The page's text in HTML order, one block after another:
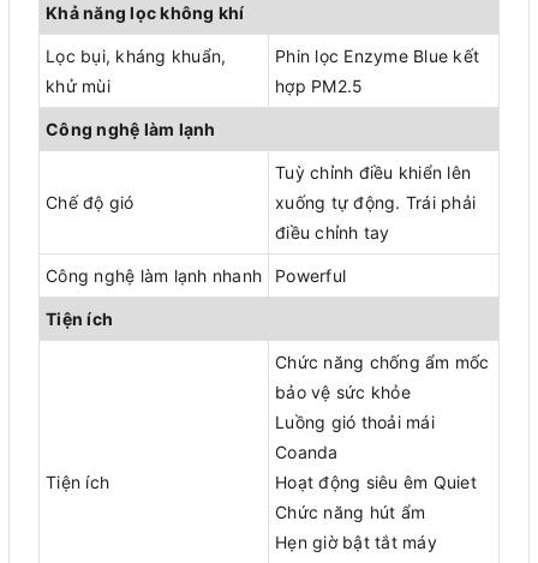
Khả năng lọc không khí
Lọc bụi, kháng khuẩn,
khử mùi
Phin lọc Enzyme Blue kết
hợp PM2.5
Công nghệ làm lạnh
Chế độ gió
Tuỳ chỉnh điều khiển lên
xuống tự động. Trái phải
điều chỉnh tay
Công nghệ làm lạnh nhanh Powerful
Tiện ích
Tiện ích
Chức năng chống ẩm mốc
bảo vệ sức khỏe
Luồng gió thoải mái
Coanda
Hoạt động siêu êm Quiet
Chức năng hút ẩm
Hẹn giờ bật tắt máy